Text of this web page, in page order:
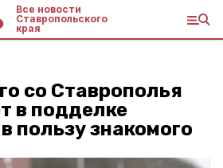
Все новости
Ставропольского
края
со Ставрополья
в подделке
пользу знакомого